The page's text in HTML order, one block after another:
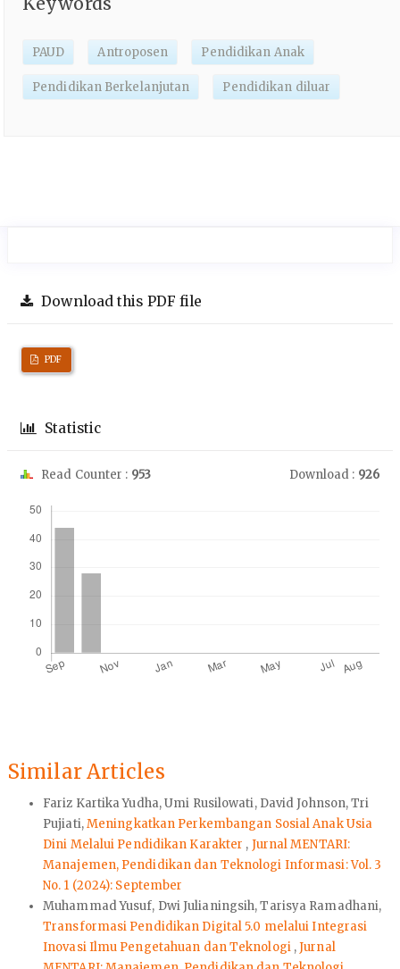
PAUD Antroposen Pendidikan Anak
Pendidikan Berkelanjutan Pendidikan diluar
Download this PDF file
PDF
Statistic
Read Counter : 953 Download : 926
Similar Articles
Fariz Kartika Yudha, Umi Rusilowati, David Johnson, Tri
Pujiati,Meningkatkan Perkembangan Sosial Anak Usia
Dini Melalui Pendidikan Karakter , Jurnal MENTARI:
Manajemen, Pendidikan dan Teknologi Informasi: Vol. 3
No. 1 (2024): September
Muhammad Yusuf, Dwi Julianingsih, Tarisya Ramadhani,
Transformasi Pendidikan Digital 5.0 melalui Integrasi
Inovasi Ilmu Pengetahuan dan Teknologi ,Jurnal